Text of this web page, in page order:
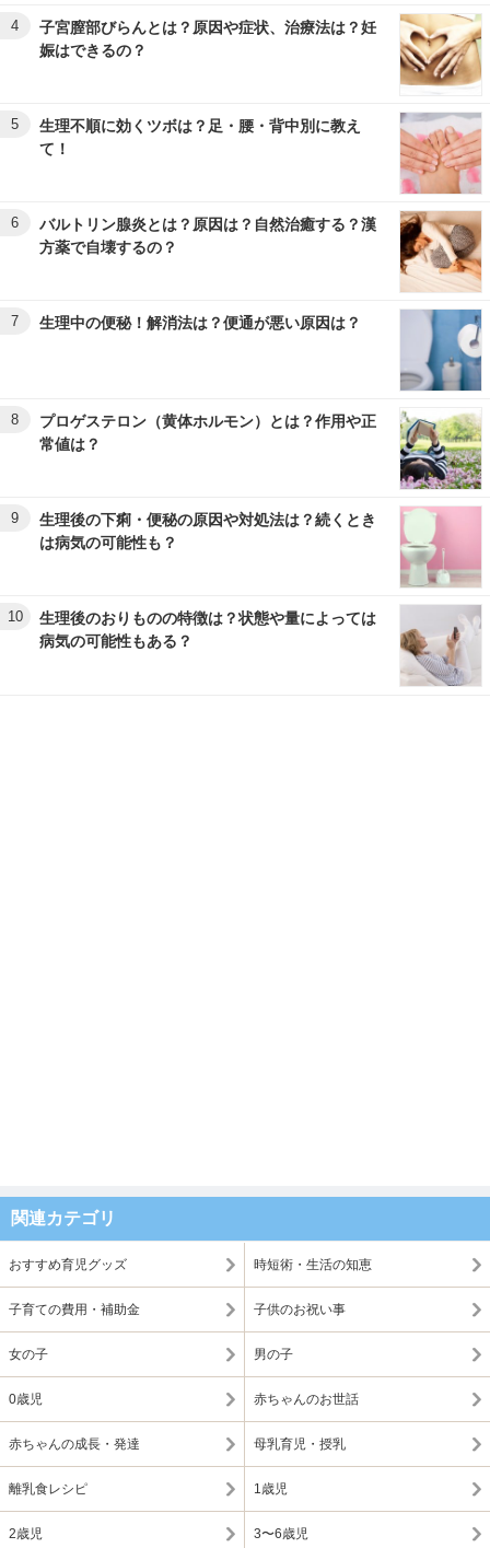
4
子宮膣部びらんとは？原因や症状、治療法は？妊
娠はできるの？
5
生理不順に効くツボは？足・腰・背中別に教え
て！
6
バルトリン腺炎とは？原因は？自然治癒する？漢
方薬で自壊するの？
7 生理中の便秘！解消法は？便通が悪い原因は？
8
プロゲステロン（黄体ホルモン）とは？作用や正
常値は？
9
生理後の下痢・便秘の原因や対処法は？続くとき
は病気の可能性も？
10
生理後のおりものの特徴は？状態や量によっては
病気の可能性もある？
関連カテゴリ
おすすめ育児グッズ 時短術・生活の知恵
子育ての費用・補助金 子供のお祝い事
女の子 男の子
0歳児 赤ちゃんのお世話
赤ちゃんの成長・発達 母乳育児・授乳
離乳食レシピ 1歳児
2歳児 3〜6歳児